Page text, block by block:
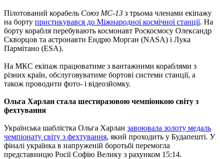
Пілотований корабель Союз МС-13 з трьома членами екіпажу
на борту пристикувався до Міжнародної космічної станції. На
борту корабля перебувають космонавт Роскосмосу Олександр
Скворцов та астронавти Ендрю Морган (NASA) і Лука
Пармітано (ESA).
На МКС екіпаж працюватиме з вантажними кораблями з
різних країн, обслуговуватиме бортові системи станції, а
також проводити фото- і відеозйомку.
Ольга Харлан стала шестиразовою чемпіонкою світу з
фехтування
Українська шаблістка Ольга Харлан завоювала золоту медаль
чемпіонату світу з фехтування, який проходить у Будапешті. У
фіналі українка в напруженій боротьбі перемогла
представницю Росії Софію Велику з рахунком 15:14.